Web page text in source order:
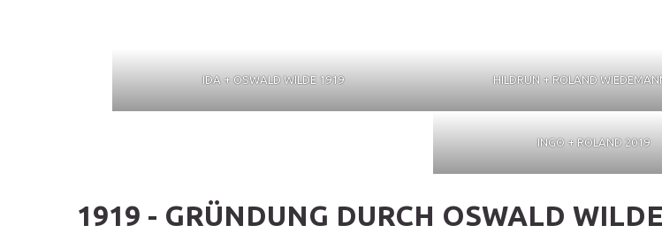
IDA + OSWALD WILDE 1919 HILDRUN + ROLAND
INGO + ROLAND 2019
1919 - GRÜNDUNG DURCH OSWALD WILDE